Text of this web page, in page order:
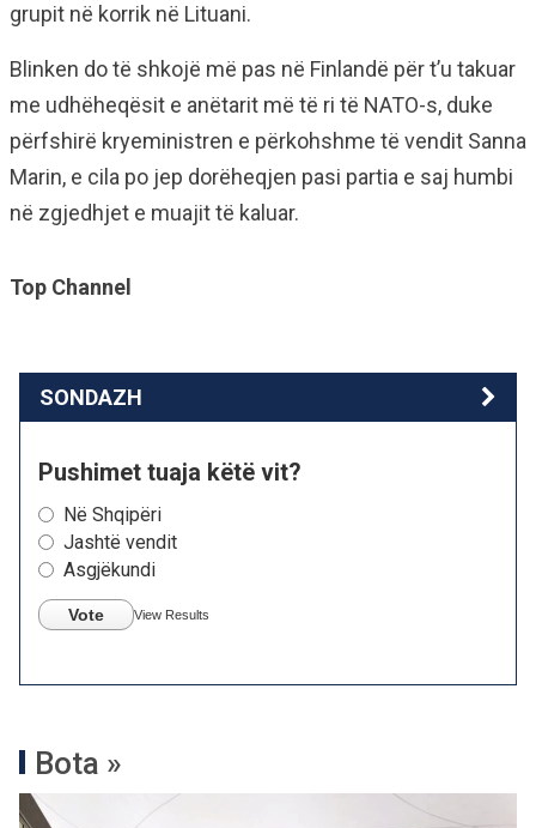
grupit në korrik në Lituani.
Blinken do të shkojë më pas në Finlandë për t’u takuar
me udhëheqësit e anëtarit më të ri të NATO-s, duke
përfshirë kryeministren e përkohshme të vendit Sanna
Marin, e cila po jep dorëheqjen pasi partia e saj humbi
në zgjedhjet e muajit të kaluar.
Top Channel
SONDAZH
Pushimet tuaja këtë vit?
Në Shqipëri
Jashtë vendit
Asgjëkundi
Vote View Results
Bota »